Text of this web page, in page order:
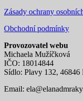
Zásady ochrany
Obchodní podmínky
Provozovatel webu
Michaela Mužíčková
IČO: 18014844
Sídlo: Plavy 132, 46846
Email: